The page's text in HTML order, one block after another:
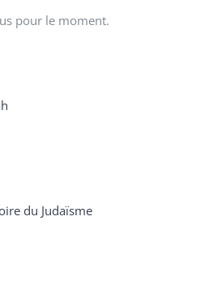
pour le moment.
du Judaïsme